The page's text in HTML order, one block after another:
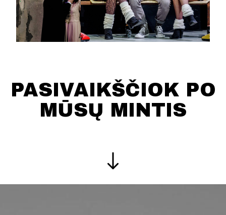
PASIVAIKŠČIOK PO
MŪSŲ MINTIS